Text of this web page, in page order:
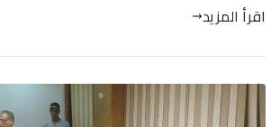
اقرأ المزيد